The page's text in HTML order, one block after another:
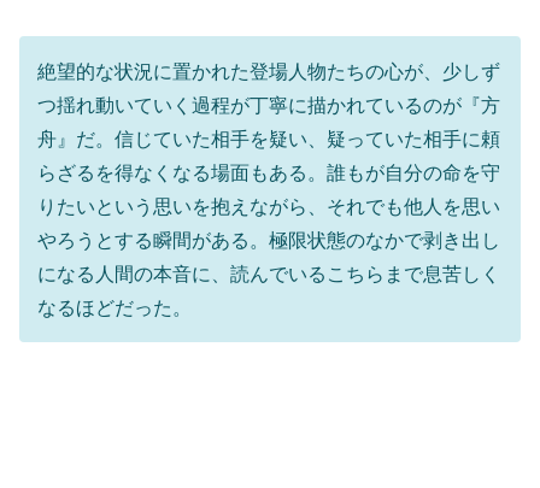
絶望的な状況に置かれた登場人物たちの心が、少しず
つ揺れ動いていく過程が丁寧に描かれているのが『方
舟』だ。信じていた相手を疑い、疑っていた相手に頼
らざるを得なくなる場面もある。誰もが自分の命を守
りたいという思いを抱えながら、それでも他人を思い
やろうとする瞬間がある。極限状態のなかで剥き出し
になる人間の本音に、読んでいるこちらまで息苦しく
なるほどだった。